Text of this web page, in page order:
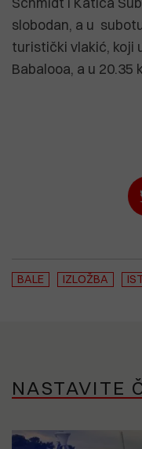
slobodan, a u
turistički vlakić, koji
Babalooa, a u 20.35
BALE IZLOŽBA
NASTAVITE